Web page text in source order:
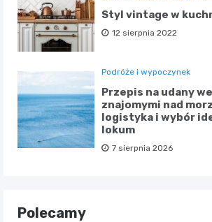
Styl vintage w
12 sierpnia 2022
Podróże i wypoczynek
Przepis na udany
znajomymi nad
logistyka i wybór
lokum
7 sierpnia 2026
Polecamy